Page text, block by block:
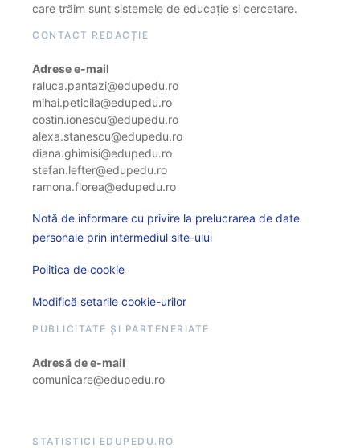
care trăim sunt sistemele de educație și cercetare.
CONTACT REDACȚIE
Adrese e-mail
raluca.pantazi@edupedu.ro
mihai.peticila@edupedu.ro
costin.ionescu@edupedu.ro
alexa.stanescu@edupedu.ro
diana.ghimisi@edupedu.ro
stefan.lefter@edupedu.ro
ramona.florea@edupedu.ro
Notă de informare cu privire la prelucrarea de date
personale prin intermediul site-ului
Politica de cookie
Modifică setarile cookie-urilor
PUBLICITATE ȘI PARTENERIATE
Adresă de e-mail
comunicare@edupedu.ro
STATISTICI EDUPEDU.RO